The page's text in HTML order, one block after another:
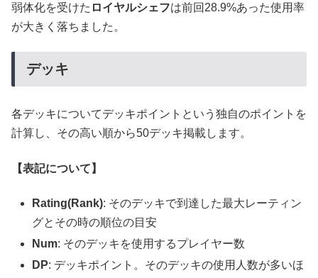
弱体化を受けた ロイヤルシェフは前回28.9%あった使用率
が大きく落ちました。
デッキ
各デッキについてデッキポイントという独自のポイントを
計算し、その高い順から50デッキ掲載します。
【表記について】
Rating(Rank): そのデッキで到達した最大レーティン
グとその時の順位の目安
Num: そのデッキを使用するプレイヤー数
DP: デッキポイント。そのデッキの使用人数が多いほ